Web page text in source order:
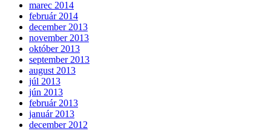
marec 2014
február 2014
december 2013
november 2013
október 2013
september 2013
august 2013
júl 2013
jún 2013
február 2013
január 2013
december 2012